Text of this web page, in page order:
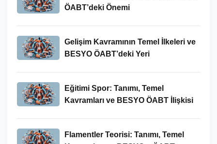
ÖABT’deki Önemi
Gelişim Kavramının Temel İlkeleri ve
BESYO ÖABT’deki Yeri
Eğitimi Spor: Tanımı, Temel
Kavramları ve BESYO ÖABT İlişkisi
Flamentler Teorisi: Tanımı, Temel